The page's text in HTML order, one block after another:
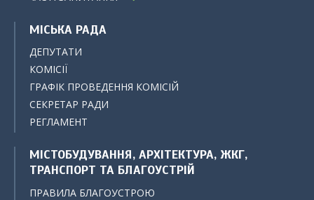
МІСЬКА РАДА
ДЕПУТАТИ
КОМІСІЇ
ГРАФІК ПРОВЕДЕННЯ КОМІСІЙ
СЕКРЕТАР РАДИ
РЕГЛАМЕНТ
МІСТОБУДУВАННЯ, АРХІТЕКТУРА, ЖКГ,
ТРАНСПОРТ ТА БЛАГОУСТРІЙ
ПРАВИЛА БЛАГОУСТРОЮ